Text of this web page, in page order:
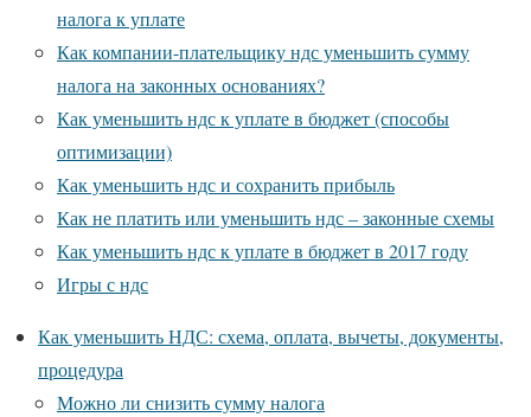
налога к уплате
Как компании-плательщику ндс уменьшить сумму
налога на законных основаниях?
Как уменьшить ндс к уплате в бюджет (способы
оптимизации)
Как уменьшить ндс и сохранить прибыль
Как не платить или уменьшить ндс – законные схемы
Как уменьшить ндс к уплате в бюджет в 2017 году
Игры с ндс
Как уменьшить НДС: схема, оплата, вычеты, документы,
процедура
Можно ли снизить сумму налога